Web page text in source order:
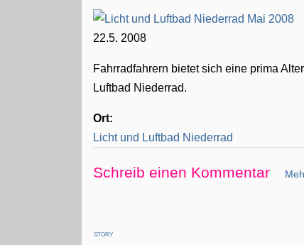
22.5. 2008
Fahrradfahrern bietet sich eine prima
Luftbad Niederrad.
Ort:
Licht und Luftbad Niederrad
Schreib einen Kommentar
STORY